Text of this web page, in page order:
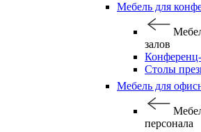
Мебель для
залов
Столы
Мебель для
персонала